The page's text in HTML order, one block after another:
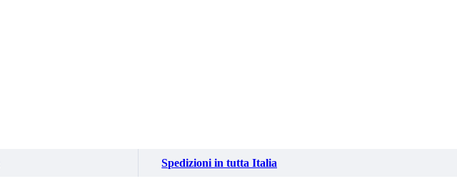
Spedizioni in tutta Italia